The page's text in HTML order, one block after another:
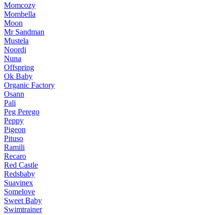
Momcozy
Mombella
Moon
Mr Sandman
Mustela
Noordi
Nuna
Offspring
Ok Baby
Organic Factory
Osann
Pali
Peg Perego
Peppy
Pigeon
Pituso
Ramili
Recaro
Red Castle
Redsbaby
Suavinex
Somelove
Sweet Baby
Swimtrainer